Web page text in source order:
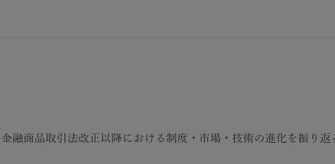
融商品取引法改正以降における制度・市場・技術の進化を振り返